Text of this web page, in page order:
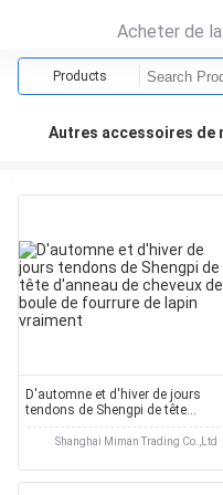
Acheter de la
Products
Autres accessoires de
D'automne et d'hiver de jours
tendons de Shengpi de tête
d'anneau de cheveux de boule de
fourrure de lapin vraiment
Shanghai Miman Trading Co.,Ltd